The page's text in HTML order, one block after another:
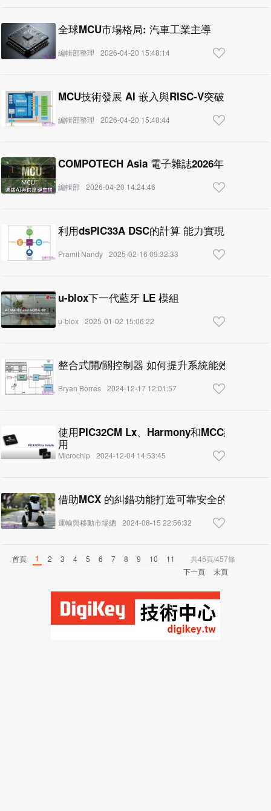
全球MCU市場格局: 汽車工業主導
編輯部整理 2026-04-20 15:48:14
MCU技術發展 AI 嵌入與RISC-V突破
編輯部整理 2026-04-20 15:40:44
COMPOTECH Asia 電子雜誌2026年 第四期
編輯部 2026-04-20 14:24:46
利用dsPIC33A DSC的計算 能力實現即時控制
Pramit Nandy 2025-02-16 09:32:33
u-blox下一代藍牙 LE 模組
u-blox 2025-01-02 15:06:22
整合式開/關控制器 如何提升系統能效
Bryan Borres 2024-12-17 12:01:57
使用PIC32CM Lx、Harmony和MCC建置更智
用
Microchip 2024-12-04 14:53:45
借助MCX 的糾錯功能打造可靠安全的移動機
運輸與移動市場總 2024-08-15 22:56:32
共46頁/457條
首頁 1 2 3 4 5 6 7 8 9 10
11
下一頁
末頁